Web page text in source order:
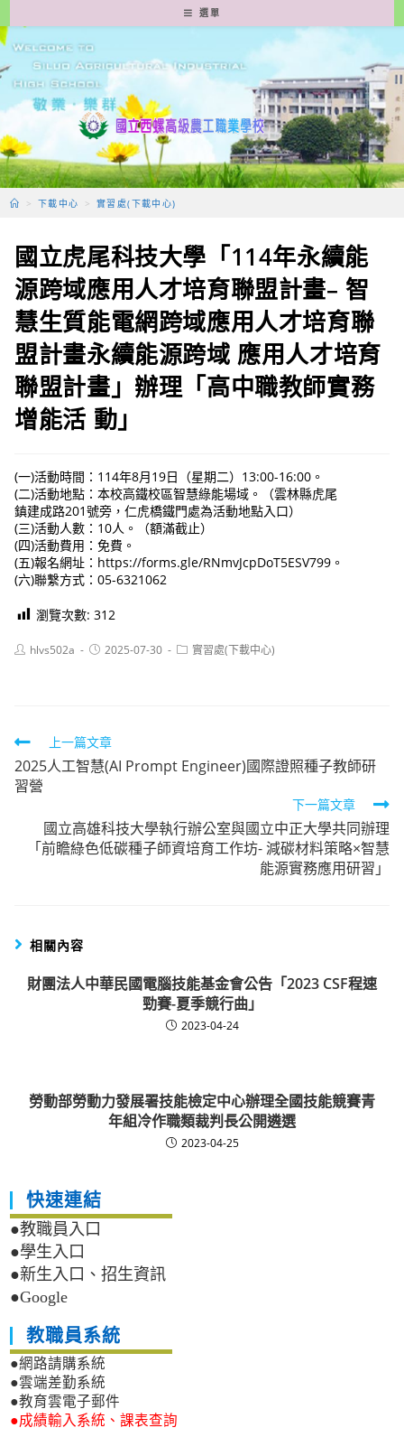
轉
至
要
容
選單
> 下載中心 > 實習處(下載中心)
國立虎尾科技大學「114年永續能
源跨域應用人才培育聯盟計畫– 智
慧生質能電網跨域應用人才培育聯
盟計畫永續能源跨域 應用人才培育
聯盟計畫」辦理「高中職教師實務
增能活 動」
(一)活動時間：114年8月19日（星期二）13:00-16:00。
(二)活動地點：本校高鐵校區智慧綠能場域。（雲林縣虎尾
鎮建成路201號旁，仁虎橋鐵門處為活動地點入口）
(三)活動人數：10人。（額滿截止）
(四)活動費用：免費。
(五)報名網址：https://forms.gle/RNmvJcpDoT5ESV799。
(六)聯繫方式：05-6321062
瀏覽次數: 312
Posthlvs502a
Post2025-07-30
Post實習處(下載中心)
Read
more
articles
上一篇文章
2025人工智慧(AI Prompt Engineer)國際證照種子教師研
習營
下一篇文章
國立高雄科技大學執行辦公室與國立中正大學共同辦理
「前瞻綠色低碳種子師資培育工作坊- 減碳材料策略×智慧
能源實務應用研習」
相關內容
財團法人中華民國電腦技能基金會公告「2023 CSF程速
勁賽-夏季競行曲」
2023-04-24
勞動部勞動力發展署技能檢定中心辦理全國技能競賽青
年組冷作職類裁判長公開遴選
2023-04-25
快速連結
●教職員入口
●學生入口
●新生入口、招生資訊
●Google
教職員系統
●網路請購系統
●雲端差勤系統
●教育雲電子郵件
●成績輸入系統、課表查詢